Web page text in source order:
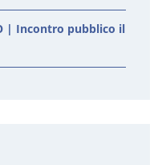
| Incontro pubblico il